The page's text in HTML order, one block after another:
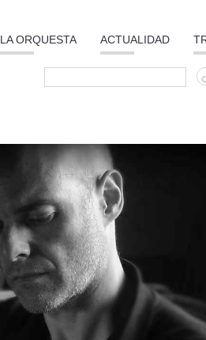
LA ORQUESTA ACTUALIDAD